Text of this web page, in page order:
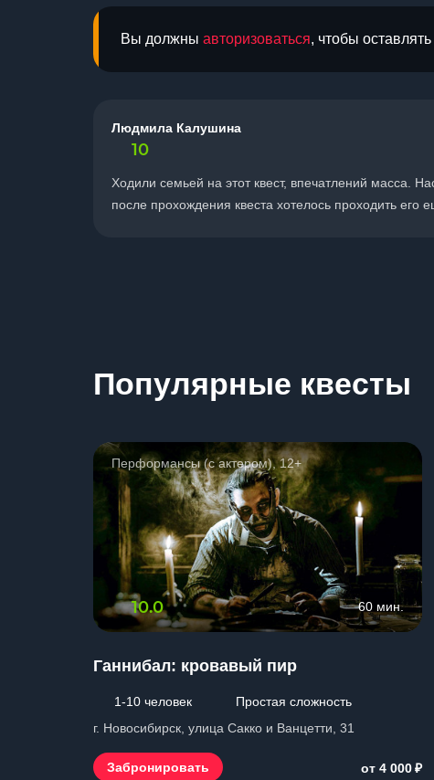
Вы должны авторизоваться, чтобы
Людмила Калушина
10
Ходили семьей на этот квест, впечатлений масса.
после прохождения квеста хотелось проходить его
Популярные квесты
Перформансы (с актером), 12+
10.0 60 мин.
Ганнибал: кровавый пир
1-10 человек
Простая сложность
г. Новосибирск, улица Сакко и Ванцетти, 31
Забронировать от 4 000₽